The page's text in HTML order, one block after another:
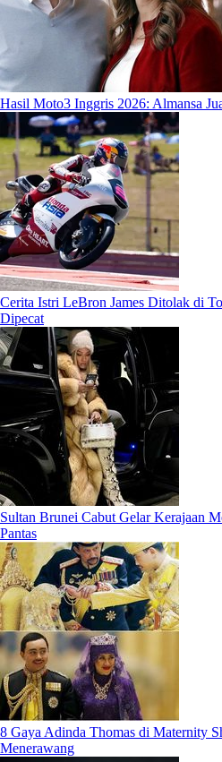
Hasil Moto3 Inggris 2026: Almansa
Cerita Istri LeBron James Ditolak di
Dipecat
Sultan Brunei Cabut Gelar Kerajaan
Pantas
8 Gaya Adinda Thomas di Maternity
Menerawang